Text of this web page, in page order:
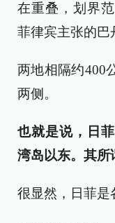
在重叠，划界
菲律宾主张的巴
两地相隔约400
两侧。
也就是说，日 菲
湾岛以东。其所
很显然，日菲是